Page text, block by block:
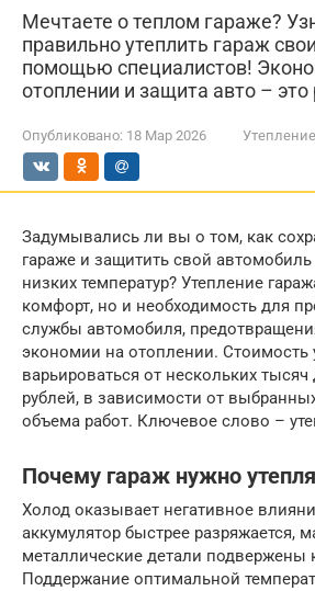
Мечтаете о теплом гараже?
правильно утеплить гараж
помощью специалистов!
отоплении и защита авто – это
Опубликовано: 18 Мар 2026 Утепление
Задумывались ли вы о том, как
гараже и защитить свой
низких температур? Утепление
комфорт, но и необходимость для
службы автомобиля,
экономии на отоплении. Стоимость
варьироваться от нескольких
рублей, в зависимости от
объема работ. Ключевое слово –
Почему гараж нужно
Холод оказывает негативное
аккумулятор быстрее разряжается,
металлические детали подвержены
Поддержание оптимальной